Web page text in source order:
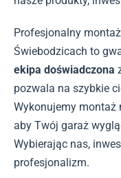
Profesjonalny montaż
Świebodzicach to
ekipa doświadczona
pozwala na szybkie
Wykonujemy montaż
aby Twój garaż
Wybierając nas,
profesjonalizm.